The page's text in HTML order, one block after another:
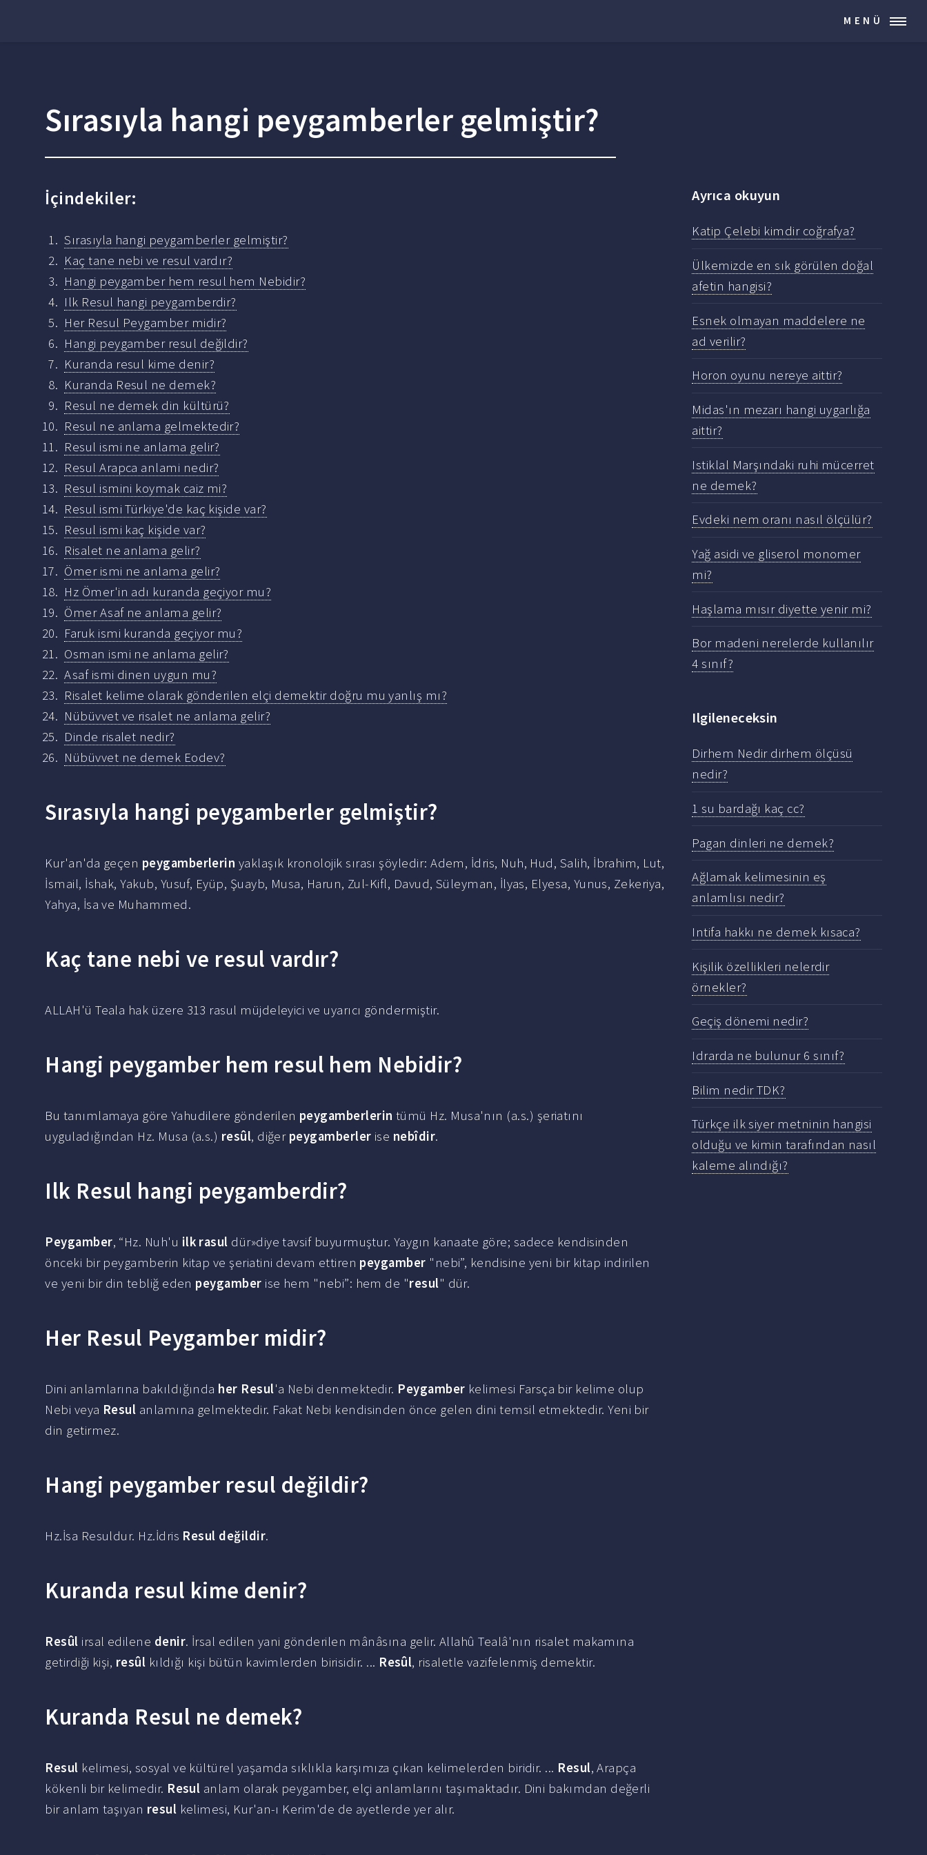
MENÜ
Sırasıyla hangi peygamberler gelmiştir?
İçindekiler:
Sırasıyla hangi peygamberler gelmiştir?
Kaç tane nebi ve resul vardır?
Hangi peygamber hem resul hem Nebidir?
Ilk Resul hangi peygamberdir?
Her Resul Peygamber midir?
Hangi peygamber resul değildir?
Kuranda resul kime denir?
Kuranda Resul ne demek?
Resul ne demek din kültürü?
Resul ne anlama gelmektedir?
Resul ismi ne anlama gelir?
Resul Arapca anlami nedir?
Resul ismini koymak caiz mi?
Resul ismi Türkiye'de kaç kişide var?
Resul ismi kaç kişide var?
Risalet ne anlama gelir?
Ömer ismi ne anlama gelir?
Hz Ömer'in adı kuranda geçiyor mu?
Ömer Asaf ne anlama gelir?
Faruk ismi kuranda geçiyor mu?
Osman ismi ne anlama gelir?
Asaf ismi dinen uygun mu?
Risalet kelime olarak gönderilen elçi demektir doğru mu yanlış mı?
Nübüvvet ve risalet ne anlama gelir?
Dinde risalet nedir?
Nübüvvet ne demek Eodev?
Sırasıyla hangi peygamberler gelmiştir?
Kur'an'da geçen peygamberlerin yaklaşık kronolojik sırası şöyledir: Adem, İdris, Nuh, Hud, Salih, İbrahim, Lut,
İsmail, İshak, Yakub, Yusuf, Eyüp, Şuayb, Musa, Harun, Zul-Kifl, Davud, Süleyman, İlyas, Elyesa, Yunus, Zekeriya,
Yahya, İsa ve Muhammed.
Kaç tane nebi ve resul vardır?
ALLAH'ü Teala hak üzere 313 rasul müjdeleyici ve uyarıcı göndermiştir.
Hangi peygamber hem resul hem Nebidir?
Bu tanımlamaya göre Yahudilere gönderilen peygamberlerin tümü Hz. Musa'nın (a.s.) şeriatını
uyguladığından Hz. Musa (a.s.) resûl, diğer peygamberler ise nebîdir.
Ilk Resul hangi peygamberdir?
Peygamber, “Hz. Nuh'u ilk rasul dür»diye tavsif buyurmuştur. Yaygın kanaate göre; sadece kendisinden
önceki bir peygamberin kitap ve şeriatini devam ettiren peygamber "nebi”, kendisine yeni bir kitap indirilen
ve yeni bir din tebliğ eden peygamber ise hem "nebi”: hem de "resul" dür.
Her Resul Peygamber midir?
Dini anlamlarına bakıldığında her Resul'a Nebi denmektedir. Peygamber kelimesi Farsça bir kelime olup
Nebi veya Resul anlamına gelmektedir. Fakat Nebi kendisinden önce gelen dini temsil etmektedir. Yeni bir
din getirmez.
Hangi peygamber resul değildir?
Hz.İsa Resuldur. Hz.İdris Resul değildir.
Kuranda resul kime denir?
Resûl irsal edilene denir. İrsal edilen yani gönderilen mânâsına gelir. Allahû Tealâ'nın risalet makamına
getirdiği kişi, resûl kıldığı kişi bütün kavimlerden birisidir. ... Resûl, risaletle vazifelenmiş demektir.
Kuranda Resul ne demek?
Resul kelimesi, sosyal ve kültürel yaşamda sıklıkla karşımıza çıkan kelimelerden biridir. ... Resul, Arapça
kökenli bir kelimedir. Resul anlam olarak peygamber, elçi anlamlarını taşımaktadır. Dini bakımdan değerli
bir anlam taşıyan resul kelimesi, Kur'an-ı Kerim'de de ayetlerde yer alır.
Ayrıca okuyun
Katip Çelebi kimdir coğrafya?
Ülkemizde en sık görülen doğal
afetin hangisi?
Esnek olmayan maddelere ne
ad verilir?
Horon oyunu nereye aittir?
Midas'ın mezarı hangi uygarlığa
aittir?
Istiklal Marşındaki ruhi mücerret
ne demek?
Evdeki nem oranı nasıl ölçülür?
Yağ asidi ve gliserol monomer
mi?
Haşlama mısır diyette yenir mi?
Bor madeni nerelerde kullanılır
4 sınıf?
Ilgileneceksin
Dirhem Nedir dirhem ölçüsü
nedir?
1 su bardağı kaç cc?
Pagan dinleri ne demek?
Ağlamak kelimesinin eş
anlamlısı nedir?
Intifa hakkı ne demek kısaca?
Kişilik özellikleri nelerdir
örnekler?
Geçiş dönemi nedir?
Idrarda ne bulunur 6 sınıf?
Bilim nedir TDK?
Türkçe ilk siyer metninin hangisi
olduğu ve kimin tarafından nasıl
kaleme alındığı?